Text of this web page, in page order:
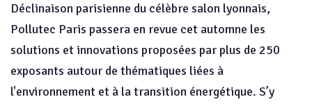
Déclinaison parisienne du célèbre salon lyonnais,
Pollutec Paris passera en revue cet automne les
solutions et innovations proposées par plus de 250
exposants autour de thématiques liées à
l'environnement et à la transition énergétique. S’y